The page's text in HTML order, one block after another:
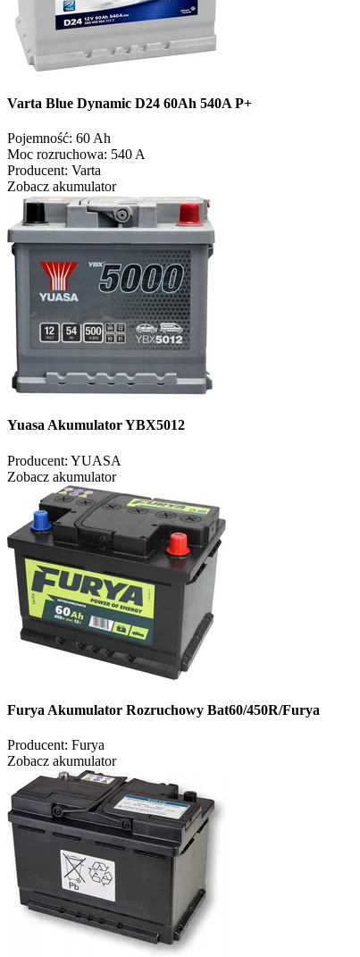
Varta Blue Dynamic D24 60Ah 540A P+
Pojemność: 60 Ah
Moc rozruchowa: 540 A
Producent: Varta
Zobacz akumulator
Yuasa Akumulator YBX5012
Producent: YUASA
Zobacz akumulator
Furya Akumulator Rozruchowy Bat60/450R/Furya
Producent: Furya
Zobacz akumulator